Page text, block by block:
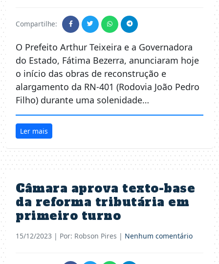
Compartilhe:
O Prefeito Arthur Teixeira e a Governadora
do Estado, Fátima Bezerra, anunciaram hoje
o início das obras de reconstrução e
alargamento da RN-401 (Rodovia João Pedro
Filho) durante uma solenidade…
Ler mais
Câmara aprova texto-base
da reforma tributária em
primeiro turno
15/12/2023 | Por: Robson Pires | Nenhum comentário